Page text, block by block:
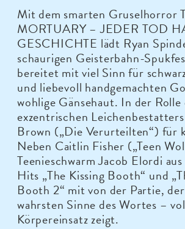
Mit dem smarten Gruselhorror
MORTUARY – JEDER TOD
GESCHICHTE lädt Ryan
schaurigen Geisterbahn-
bereitet mit viel Sinn für
und liebevoll handgemachten
wohlige Gänsehaut. In der Rolle
exzentrischen
Brown („Die Verurteilten“) für
Neben Caitlin Fisher („Teen
Teenieschwarm Jacob Elordi
Hits „The Kissing Booth“ und
Booth 2“ mit von der Partie,
wahrsten Sinne des Wortes –
Körpereinsatz zeigt.